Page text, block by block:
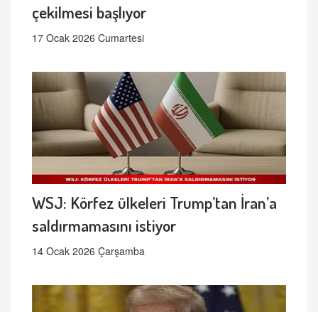
çekilmesi başlıyor
17 Ocak 2026 Cumartesi
WSJ: Körfez ülkeleri Trump’tan İran’a
saldırmamasını istiyor
14 Ocak 2026 Çarşamba